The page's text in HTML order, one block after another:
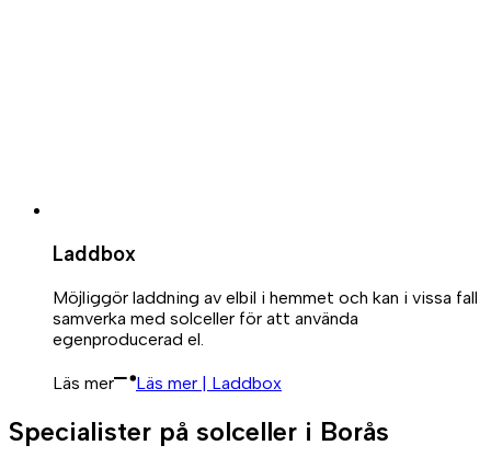
Laddbox
Möjliggör laddning av elbil i hemmet och kan i vissa fall
samverka med solceller för att använda
egenproducerad el.
Läs mer Läs mer | Laddbox
Specialister på solceller i Borås